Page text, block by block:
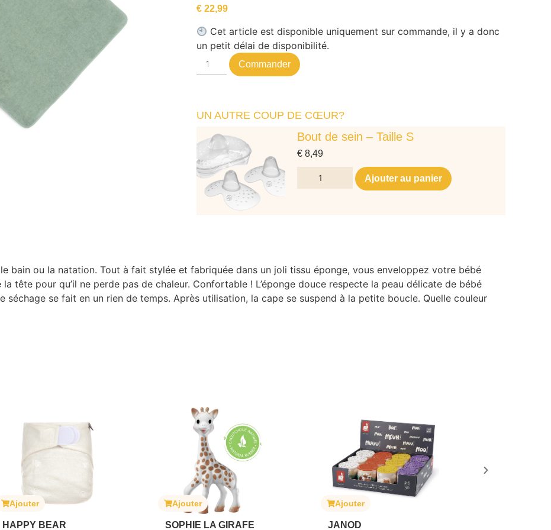
€22,99
Cet article est disponible uniquement sur commande, il y a donc
un petit délai de disponibilité.
Commander
UN AUTRE COUP DE CŒUR?
Bout de sein – Taille S
€8,49
Ajouter au panier
bain ou la natation. Tout à fait stylée et fabriquée dans un joli tissu éponge, vous enveloppez votre bébé
la tête pour qu’il ne perde pas de chaleur. Confortable ! L’éponge douce respecte la peau délicate de bébé
séchage se fait en un rien de temps. Après utilisation, la cape se suspend à la petite boucle. Quelle couleur
Ajouter
HAPPY BEAR
Ajouter
SOPHIE LA GIRAFE
Ajouter
JANOD